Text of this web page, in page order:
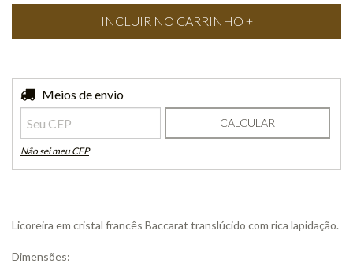
Entregas para o CEP:
Meios de envio
CALCULAR
Não sei meu CEP
Licoreira em cristal francês Baccarat translúcido com rica lapidação.
Dimensões: